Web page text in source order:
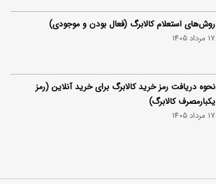
روش‌های استعلام کالابرگ (فعال بودن و موجودی)
17 مرداد 1405
نحوه دریافت رمز خرید کالابرگ برای خرید آنلاین (رمز
یکبارمصرف کالابرگ)
17 مرداد 1405